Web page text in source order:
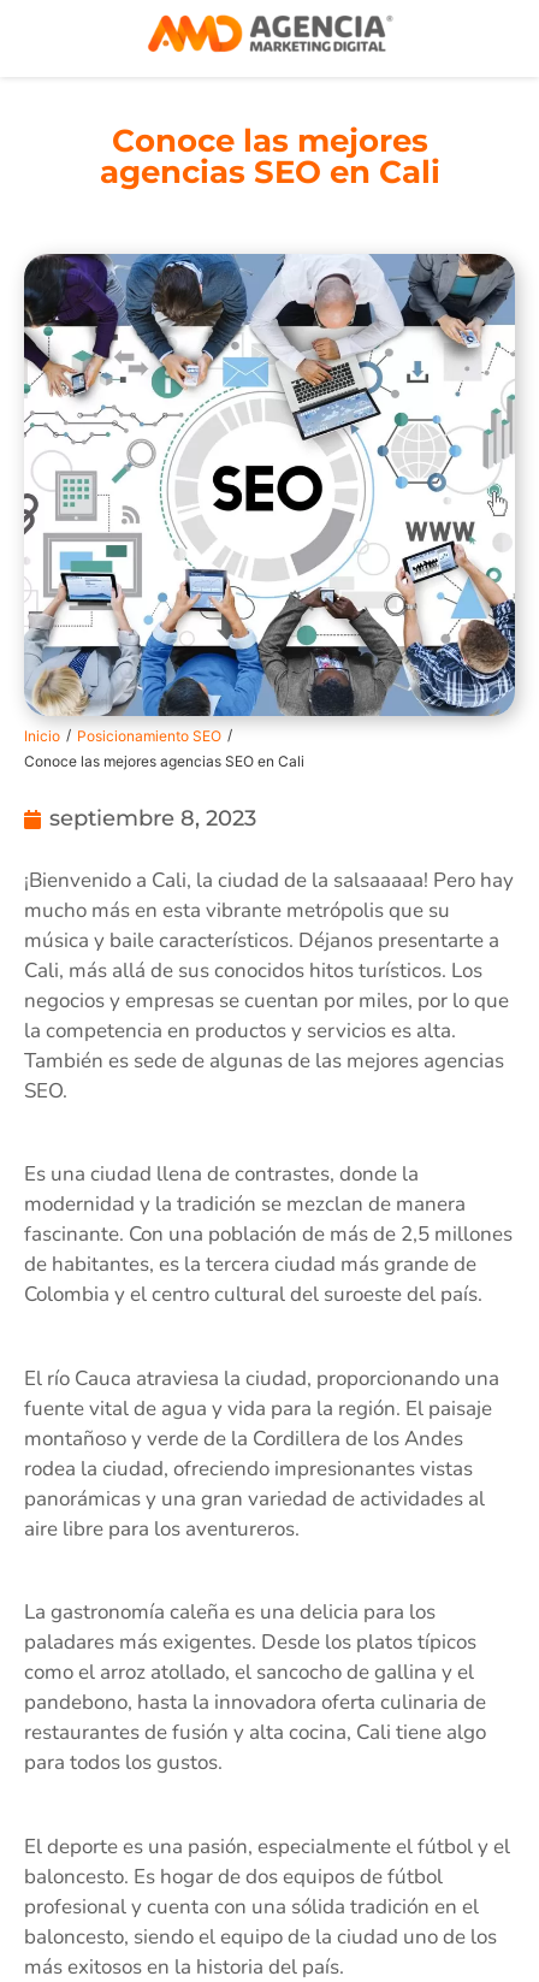
Conoce las mejores
agencias SEO en Cali
Inicio / Posicionamiento SEO /
Conoce las mejores agencias SEO en Cali
septiembre 8, 2023
¡Bienvenido a Cali, la ciudad de la salsaaaaa! Pero hay
mucho más en esta vibrante metrópolis que su
música y baile característicos. Déjanos presentarte a
Cali, más allá de sus conocidos hitos turísticos. Los
negocios y empresas se cuentan por miles, por lo que
la competencia en productos y servicios es alta.
También es sede de algunas de las mejores agencias
SEO.
Es una ciudad llena de contrastes, donde la
modernidad y la tradición se mezclan de manera
fascinante. Con una población de más de 2,5 millones
de habitantes, es la tercera ciudad más grande de
Colombia y el centro cultural del suroeste del país.
El río Cauca atraviesa la ciudad, proporcionando una
fuente vital de agua y vida para la región. El paisaje
montañoso y verde de la Cordillera de los Andes
rodea la ciudad, ofreciendo impresionantes vistas
panorámicas y una gran variedad de actividades al
aire libre para los aventureros.
La gastronomía caleña es una delicia para los
paladares más exigentes. Desde los platos típicos
como el arroz atollado, el sancocho de gallina y el
pandebono, hasta la innovadora oferta culinaria de
restaurantes de fusión y alta cocina, Cali tiene algo
para todos los gustos.
El deporte es una pasión, especialmente el fútbol y el
baloncesto. Es hogar de dos equipos de fútbol
profesional y cuenta con una sólida tradición en el
baloncesto, siendo el equipo de la ciudad uno de los
más exitosos en la historia del país.